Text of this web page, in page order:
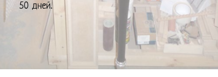
50 дней.